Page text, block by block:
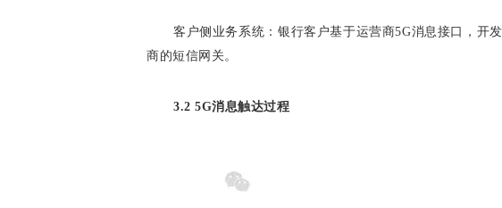
客户侧业务系统：银行客户基于运营商5G消息接口，开
商的短信网关。
3.2 5G消息触达过程